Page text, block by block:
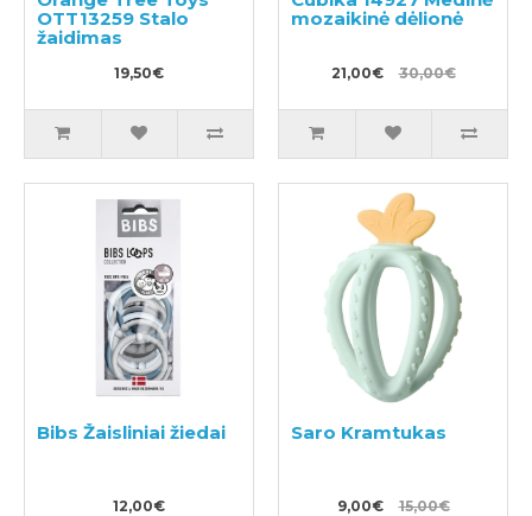
OTT13259 Stalo
žaidimas
19,50€
mozaikinė dėlionė
21,00€ 30,00€
Bibs Žaisliniai žiedai
12,00€
Saro Kramtukas
9,00€ 15,00€